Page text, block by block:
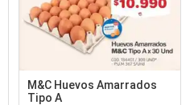
M&C Huevos Amarrados
Tipo A